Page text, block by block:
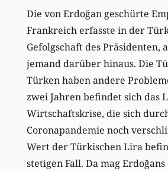
Die von Erdoğan geschürte
Frankreich erfasste in der
Gefolgschaft des Präsidenten,
jemand darüber hinaus. Die
Türken haben andere
zwei Jahren befindet sich das
Wirtschaftskrise, die sich
Coronapandemie noch
Wert der Türkischen Lira
stetigen Fall. Da mag